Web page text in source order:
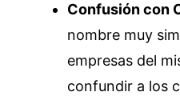
Confusión con
nombre muy
empresas del
confundir a los